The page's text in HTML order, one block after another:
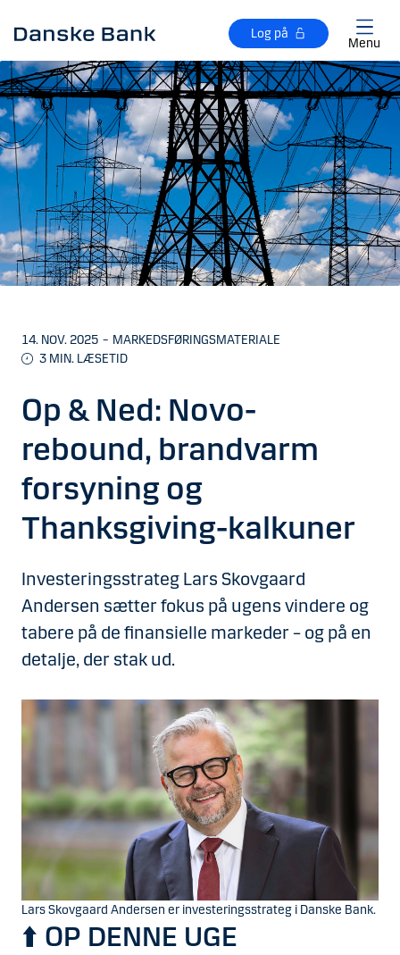
Log på
Menu
14. NOV. 2025 – MARKEDSFØRINGSMATERIALE
3 MIN. LÆSETID
Op & Ned: Novo-
rebound, brandvarm
forsyning og
Thanksgiving-kalkuner
Investeringsstrateg Lars Skovgaard
Andersen sætter fokus på ugens vindere og
tabere på de finansielle markeder – og på en
detalje, der stak ud.
Lars Skovgaard Andersen er investeringsstrateg i Danske Bank.
⬆️ OP DENNE UGE